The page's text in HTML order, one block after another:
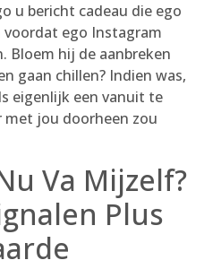
u bericht cadeau die ego
voordat ego Instagram
Bloem hij de aanbreken
gaan chillen? Indien was,
eigenlijk een vanuit te
met jou doorheen zou
Va Mijzelf?
Plus